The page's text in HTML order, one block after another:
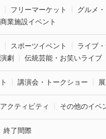
フリーマーケット
グルメ
商業施設イベント
スポーツイベント
ライブ
劇 伝統芸能・お笑いライブ
講演会・トークショー
クティビティ その他のイベ
終了間際